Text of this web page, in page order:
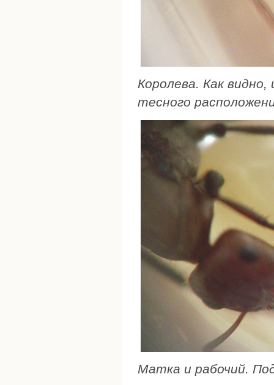
Королева. Как
тесного
Матка и рабочий.